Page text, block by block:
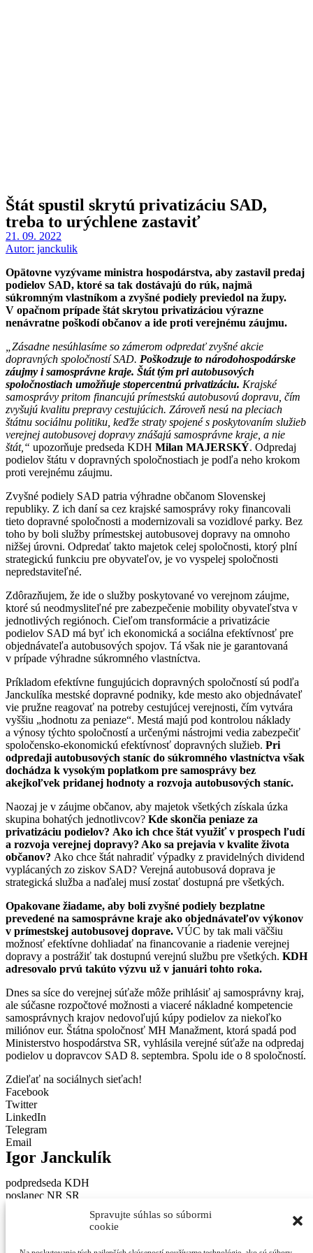
Spravujte súhlas so súbormi
cookie
Štát spustil skrytú privatizáciu SAD,
treba to urýchlene zastaviť
21. 09. 2022
Autor: janckulik
Opätovne vyzývame ministra hospodárstva, aby zastavil predaj
podielov SAD, ktoré sa tak dostávajú do rúk, najmä
súkromným vlastníkom a zvyšné podiely previedol na župy.
V opačnom prípade štát skrytou privatizáciou výrazne
nenávratne poškodí občanov a ide proti verejnému záujmu.
„Zásadne nesúhlasíme so zámerom odpredať zvyšné akcie
dopravných spoločností SAD. Poškodzuje to národohospodárske
záujmy i samosprávne kraje. Štát tým pri autobusových
spoločnostiach umožňuje stopercentnú privatizáciu. Krajské
samosprávy pritom financujú prímestskú autobusovú dopravu, čím
zvyšujú kvalitu prepravy cestujúcich. Zároveň nesú na pleciach
štátnu sociálnu politiku, keďže straty spojené s poskytovaním služieb
verejnej autobusovej dopravy znášajú samosprávne kraje, a nie
štát,“ upozorňuje predseda KDH Milan MAJERSKÝ. Odpredaj
podielov štátu v dopravných spoločnostiach je podľa neho krokom
proti verejnému záujmu.
Zvyšné podiely SAD patria výhradne občanom Slovenskej
republiky. Z ich daní sa cez krajské samosprávy roky financovali
tieto dopravné spoločnosti a modernizovali sa vozidlové parky. Bez
toho by boli služby prímestskej autobusovej dopravy na omnoho
nižšej úrovni. Odpredať takto majetok celej spoločnosti, ktorý plní
strategickú funkciu pre obyvateľov, je vo vyspelej spoločnosti
nepredstaviteľné.
Zdôrazňujem, že ide o služby poskytované vo verejnom záujme,
ktoré sú neodmysliteľné pre zabezpečenie mobility obyvateľstva v
jednotlivých regiónoch. Cieľom transformácie a privatizácie
podielov SAD má byť ich ekonomická a sociálna efektívnosť pre
objednávateľa autobusových spojov. Tá však nie je garantovaná
v prípade výhradne súkromného vlastníctva.
Príkladom efektívne fungujúcich dopravných spoločností sú podľa
Janckulíka mestské dopravné podniky, kde mesto ako objednávateľ
vie pružne reagovať na potreby cestujúcej verejnosti, čím vytvára
vyššiu „hodnotu za peniaze“. Mestá majú pod kontrolou náklady
a výnosy týchto spoločností a určenými nástrojmi vedia zabezpečiť
spoločensko-ekonomickú efektívnosť dopravných služieb. Pri
odpredaji autobusových staníc do súkromného vlastníctva však
dochádza k vysokým poplatkom pre samosprávy bez
akejkoľvek pridanej hodnoty a rozvoja autobusových staníc.
Naozaj je v záujme občanov, aby majetok všetkých získala úzka
skupina bohatých jednotlivcov? Kde skončia peniaze za
privatizáciu podielov? Ako ich chce štát využiť v prospech ľudí
a rozvoja verejnej dopravy? Ako sa prejavia v kvalite života
občanov? Ako chce štát nahradiť výpadky z pravidelných dividend
vyplácaných zo ziskov SAD? Verejná autobusová doprava je
strategická služba a naďalej musí zostať dostupná pre všetkých.
Opakovane žiadame, aby boli zvyšné podiely bezplatne
prevedené na samosprávne kraje ako objednávateľov výkonov
v prímestskej autobusovej doprave. VÚC by tak mali väčšiu
možnosť efektívne dohliadať na financovanie a riadenie verejnej
dopravy a postrážiť tak dostupnú verejnú službu pre všetkých. KDH
adresovalo prvú takúto výzvu už v januári tohto roka.
Dnes sa síce do verejnej súťaže môže prihlásiť aj samosprávny kraj,
ale súčasne rozpočtové možnosti a viaceré nákladné kompetencie
samosprávnych krajov nedovoľujú kúpy podielov za niekoľko
miliónov eur. Štátna spoločnosť MH Manažment, ktorá spadá pod
Ministerstvo hospodárstva SR, vyhlásila verejné súťaže na odpredaj
podielov u dopravcov SAD 8. septembra. Spolu ide o 8 spoločností.
Zdieľať na sociálnych sieťach!
Facebook
Twitter
LinkedIn
Telegram
Email
Igor Janckulík
podpredseda KDH
poslanec NR SR
© 2026 Igor Janckulík Vytvorili v
Adresa: